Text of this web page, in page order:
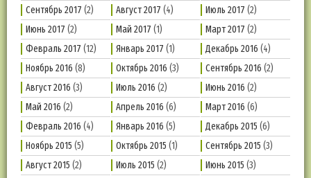
Сентябрь 2017 (2) Август 2017 (4) Июль 2017 (2)
Июнь 2017 (2) Май 2017 (1) Март 2017 (2)
Февраль 2017 (12) Январь 2017 (1) Декабрь 2016 (4)
Ноябрь 2016 (8) Октябрь 2016 (3) Сентябрь 2016 (2)
Август 2016 (3) Июль 2016 (2) Июнь 2016 (2)
Май 2016 (2) Апрель 2016 (6) Март 2016 (6)
Февраль 2016 (4) Январь 2016 (5) Декабрь 2015 (6)
Ноябрь 2015 (5) Октябрь 2015 (1) Сентябрь 2015 (3)
Август 2015 (2) Июль 2015 (2) Июнь 2015 (3)